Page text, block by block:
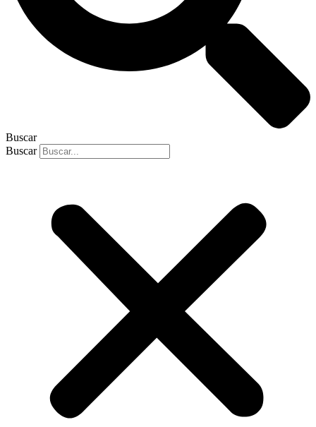
Buscar
Buscar